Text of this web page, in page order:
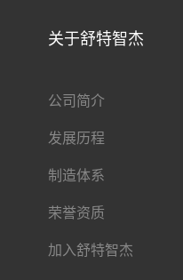
关于舒特智杰
公司简介
发展历程
制造体系
荣誉资质
加入舒特智杰